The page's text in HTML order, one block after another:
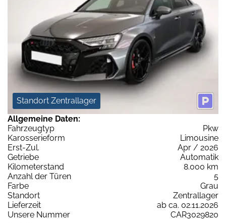
Standort Zentrallager
Allgemeine Daten:
Fahrzeugtyp
Pkw
Karosserieform
Limousine
Erst-Zul.
Apr / 2026
Getriebe
Automatik
Kilometerstand
8.000 km
Anzahl der Türen
5
Farbe
Grau
Standort
Zentrallager
Lieferzeit
ab ca. 02.11.2026
Unsere Nummer
CAR3029820